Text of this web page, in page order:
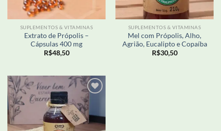
SUPLEMENTOS & VITAMINAS
Extrato de Própolis –
Cápsulas 400 mg
R$48,50
SUPLEMENTOS & VITAMINAS
Mel com Própolis, Alho,
Agrião, Eucalipto e Copaíba
R$30,50
Adicionar
aos meus
desejos